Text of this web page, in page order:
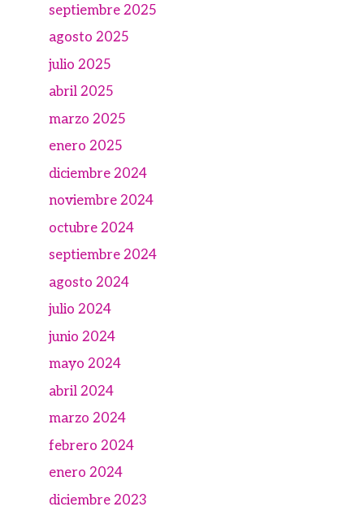
septiembre 2025
agosto 2025
julio 2025
abril 2025
marzo 2025
enero 2025
diciembre 2024
noviembre 2024
octubre 2024
septiembre 2024
agosto 2024
julio 2024
junio 2024
mayo 2024
abril 2024
marzo 2024
febrero 2024
enero 2024
diciembre 2023